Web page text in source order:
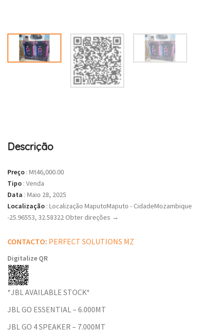
Descrição
Preço : Mt46,000.00
Tipo : Venda
Data : Maio 28, 2025
Localização : Localização MaputoMaputo - CidadeMozambique
-25.96553, 32.58322 Obter direções →
CONTACTO: PERFECT SOLUTIONS MZ
Digitalize QR
*JBL AVAILABLE STOCK*
JBL GO ESSENTIAL – 6.000MT
JBL GO 4 SPEAKER – 7.000MT